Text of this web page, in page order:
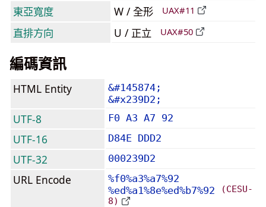
東亞寬度
W / 全形 UAX#11
直排方向 U / 正立 UAX#50
編碼資訊
HTML Entity
&#145874;
&#x239D2;
UTF-8 F0 A3 A7 92
UTF-16 D84E DDD2
UTF-32 000239D2
URL Encode
%f0%a3%a7%92
%ed%a1%8e%ed%b7%92
(CESU-
8)